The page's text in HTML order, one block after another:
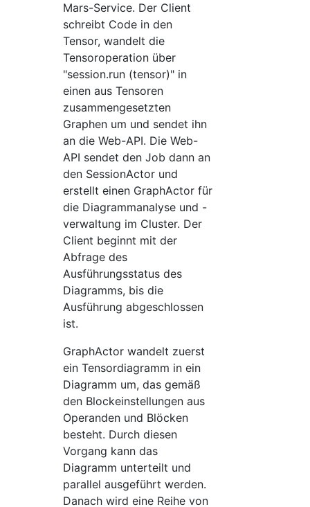
Mars-Service. Der Client
schreibt Code in den
Tensor, wandelt die
Tensoroperation über
"session.run (tensor)" in
einen aus Tensoren
zusammengesetzten
Graphen um und sendet ihn
an die Web-API. Die Web-
API sendet den Job dann an
den SessionActor und
erstellt einen GraphActor für
die Diagrammanalyse und -
verwaltung im Cluster. Der
Client beginnt mit der
Abfrage des
Ausführungsstatus des
Diagramms, bis die
Ausführung abgeschlossen
ist.
GraphActor wandelt zuerst
ein Tensordiagramm in ein
Diagramm um, das gemäß
den Blockeinstellungen aus
Operanden und Blöcken
besteht. Durch diesen
Vorgang kann das
Diagramm unterteilt und
parallel ausgeführt werden.
Danach wird eine Reihe von